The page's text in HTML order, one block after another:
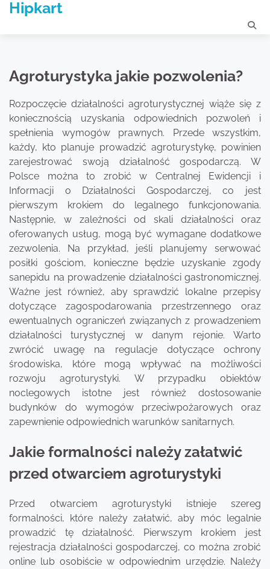
SkipHipkart
Agroturystyka jakie pozwolenia?
Rozpoczęcie działalności agroturystycznej wiąże się z
koniecznością uzyskania odpowiednich pozwoleń i
spełnienia wymogów prawnych. Przede wszystkim,
każdy, kto planuje prowadzić agroturystykę, powinien
zarejestrować swoją działalność gospodarczą. W
Polsce można to zrobić w Centralnej Ewidencji i
Informacji o Działalności Gospodarczej, co jest
pierwszym krokiem do legalnego funkcjonowania.
Następnie, w zależności od skali działalności oraz
oferowanych usług, mogą być wymagane dodatkowe
zezwolenia. Na przykład, jeśli planujemy serwować
posiłki gościom, konieczne będzie uzyskanie zgody
sanepidu na prowadzenie działalności gastronomicznej.
Ważne jest również, aby sprawdzić lokalne przepisy
dotyczące zagospodarowania przestrzennego oraz
ewentualnych ograniczeń związanych z prowadzeniem
działalności turystycznej w danym rejonie. Warto
zwrócić uwagę na regulacje dotyczące ochrony
środowiska, które mogą wpływać na możliwości
rozwoju agroturystyki. W przypadku obiektów
noclegowych istotne jest również dostosowanie
budynków do wymogów przeciwpożarowych oraz
zapewnienie odpowiednich warunków sanitarnych.
Jakie formalności należy załatwić
przed otwarciem agroturystyki
Przed otwarciem agroturystyki istnieje szereg
formalności, które należy załatwić, aby móc legalnie
prowadzić tę działalność. Pierwszym krokiem jest
rejestracja działalności gospodarczej, co można zrobić
online lub osobiście w odpowiednim urzędzie. Należy